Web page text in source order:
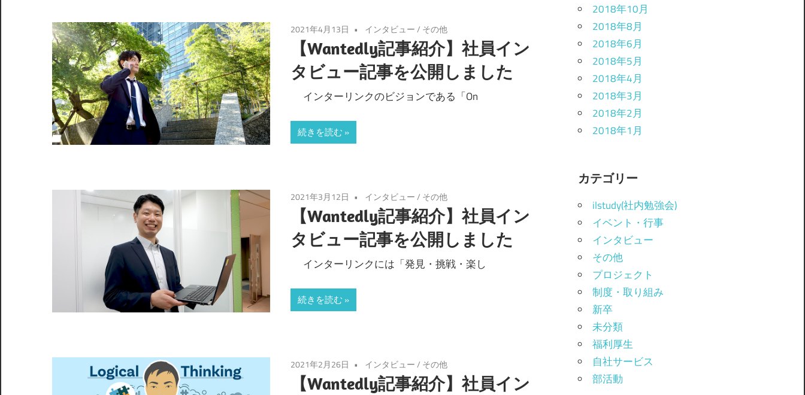
2021年4月13日 インタビュー/ その他
【Wantedly記事紹介】社員イン
タビュー記事を公開しました
インターリンクのビジョンである「On
続きを読む
2021年3月12日 インタビュー/ その他
【Wantedly記事紹介】社員イン
タビュー記事を公開しました
インターリンクには「発見・挑戦・楽し
続きを読む
2021年2月26日 インタビュー/ その他
【Wantedly記事紹介】社員イン
2018年10月
2018年8月
2018年6月
2018年5月
2018年4月
2018年3月
2018年2月
2018年1月
カテゴリー
ilstudy(社内勉強会)
イベント・行事
インタビュー
その他
プロジェクト
制度・取り組み
新卒
未分類
福利厚生
自社サービス
部活動